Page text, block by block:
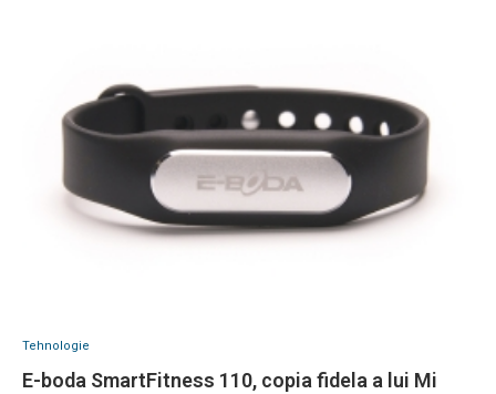
Tehnologie
E-boda SmartFitness 110, copia fidela a lui Mi